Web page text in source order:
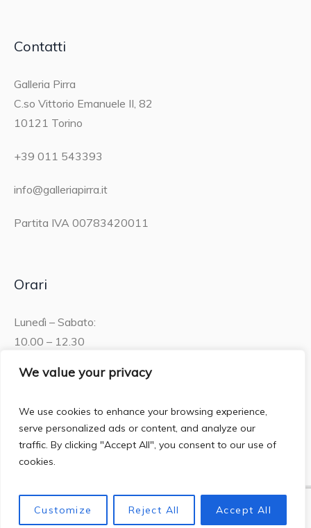
We value your privacy
We use cookies to enhance your browsing experience,
serve personalized ads or content, and analyze our
traffic. By clicking "Accept All", you consent to our use of
cookies.
Customize Reject All Accept All
Contatti
Galleria Pirra
C.so Vittorio Emanuele II, 82
10121 Torino
+39 011 543393
info@galleriapirra.it
Partita IVA 00783420011
Orari
Lunedì – Sabato:
10.00 – 12.30
15.30 – 19.00
Privacy Policy